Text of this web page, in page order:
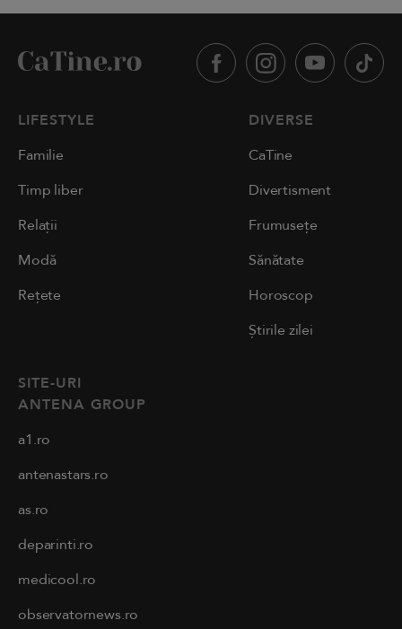
LIFESTYLE
Familie
Timp liber
Relații
Modă
Rețete
DIVERSE
CaTine
Divertisment
Frumusețe
Sănătate
Horoscop
Știrile zilei
SITE-URI
ANTENA GROUP
a1.ro
antenastars.ro
as.ro
deparinti.ro
medicool.ro
observatornews.ro